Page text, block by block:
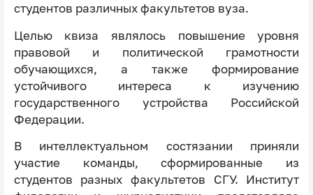
студентов различных факультетов вуза.
Целью квиза являлось повышение уровня
правовой и политической грамотности
обучающихся, а также формирование
устойчивого интереса к изучению
государственного устройства Российской
Федерации.
В интеллектуальном состязании приняли
участие команды, сформированные из
студентов разных факультетов СГУ. Институт